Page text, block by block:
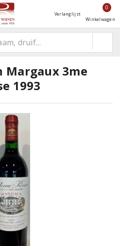
Verlanglijst
0
Winkelwagen
Margaux 3me
1993